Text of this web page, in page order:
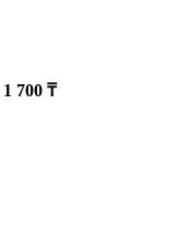
1 700 ₸